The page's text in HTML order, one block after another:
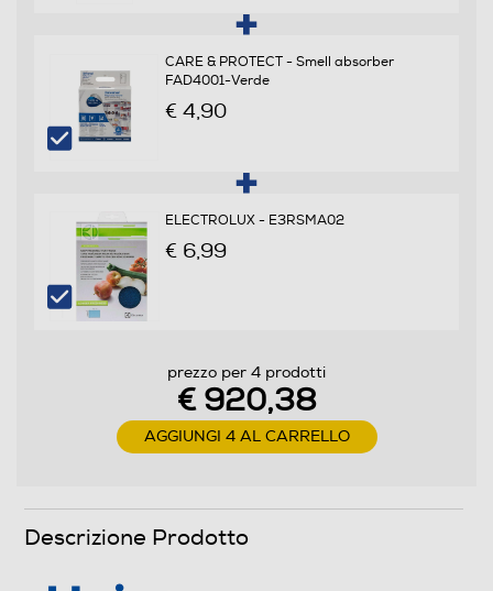
Raffreddamento frigorifero
No Frost (Ventilato+Deumidifica)
Sbrinamento frigorifero
Raffreddamento rapido
Numero cassetti frigorifero
Numero ripiani
Materiale ripiani frigo
CARE & PROTECT - Smell absorber
FAD4001-Verde
€ 4,90
ELECTROLUX - E3RSMA02
€ 6,99
prezzo per 4 prodotti
€ 920,38
AGGIUNGI 4 AL CARRELLO
Descrizione Prodotto